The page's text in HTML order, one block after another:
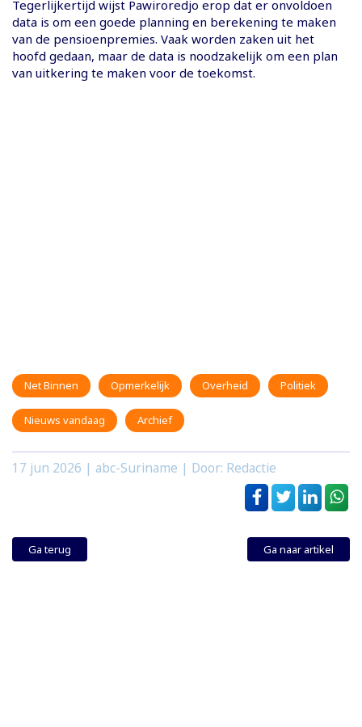
Tegerlijkertijd wijst Pawiroredjo erop dat er onvoldoen
data is om een goede planning en berekening te maken
van de pensioenpremies. Vaak worden zaken uit het
hoofd gedaan, maar de data is noodzakelijk om een plan
van uitkering te maken voor de toekomst.
Net Binnen Opmerkelijk Overheid Politiek
Nieuws vandaag Archief
17 jun 2026 | abc-Suriname | Door: Redactie
Ga terug Ga naar artikel